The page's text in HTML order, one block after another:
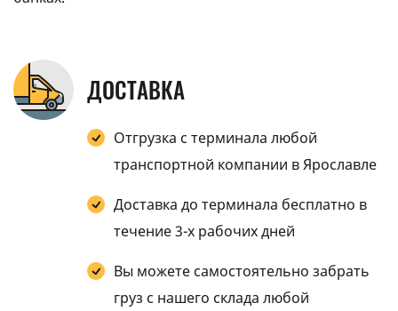
ДОСТАВКА
Отгрузка с терминала любой
транспортной компании в Ярославле
Доставка до терминала бесплатно в
течение 3-х рабочих дней
Вы можете самостоятельно забрать
груз с нашего склада любой